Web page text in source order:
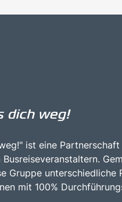
ist eine
Gruppe unterschiedliche
mit 100%